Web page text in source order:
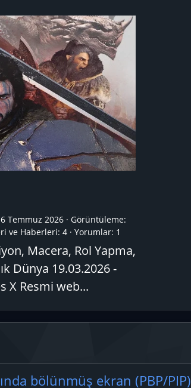
6 Temmuz 2026
Görüntüleme:
ve Haberleri: 4 Yorumlar: 1
Macera, Rol Yapma,
Dünya 19.03.2026 -
X Resmi web...
bölünmüş ekran (PBP/PIP)